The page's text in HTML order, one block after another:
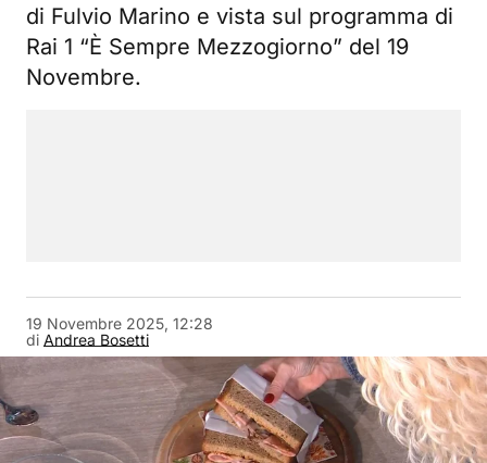
di Fulvio Marino e vista sul programma di
Rai 1 “È Sempre Mezzogiorno” del 19
Novembre.
di Andrea Bosetti
19 Novembre 2025, 12:28